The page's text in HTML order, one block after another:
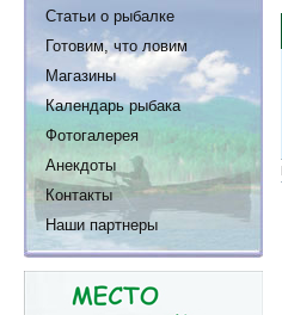
Статьи о рыбалке
Готовим, что ловим
Магазины
Календарь рыбака
Фотогалерея
Анекдоты
Контакты
Наши партнеры